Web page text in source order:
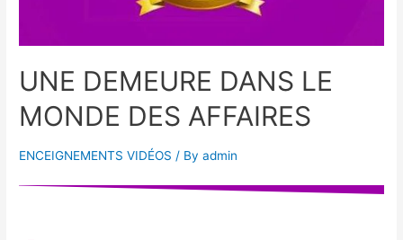
UNE DEMEURE DANS LE
MONDE DES AFFAIRES
ENCEIGNEMENTS VIDÉOS / Byadmin